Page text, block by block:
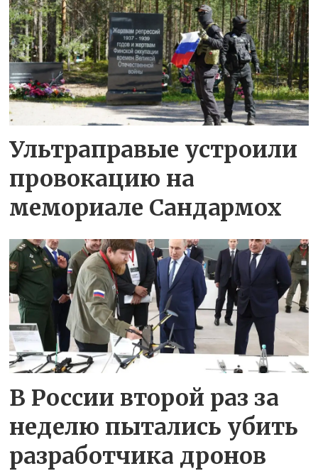
Ультраправые устроили
провокацию на
мемориале Сандармох
В России второй раз за
неделю пытались убить
разработчика дронов